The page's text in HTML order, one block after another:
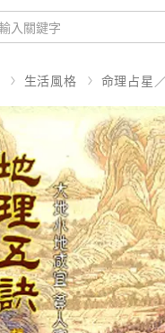
生活風格 命理占星